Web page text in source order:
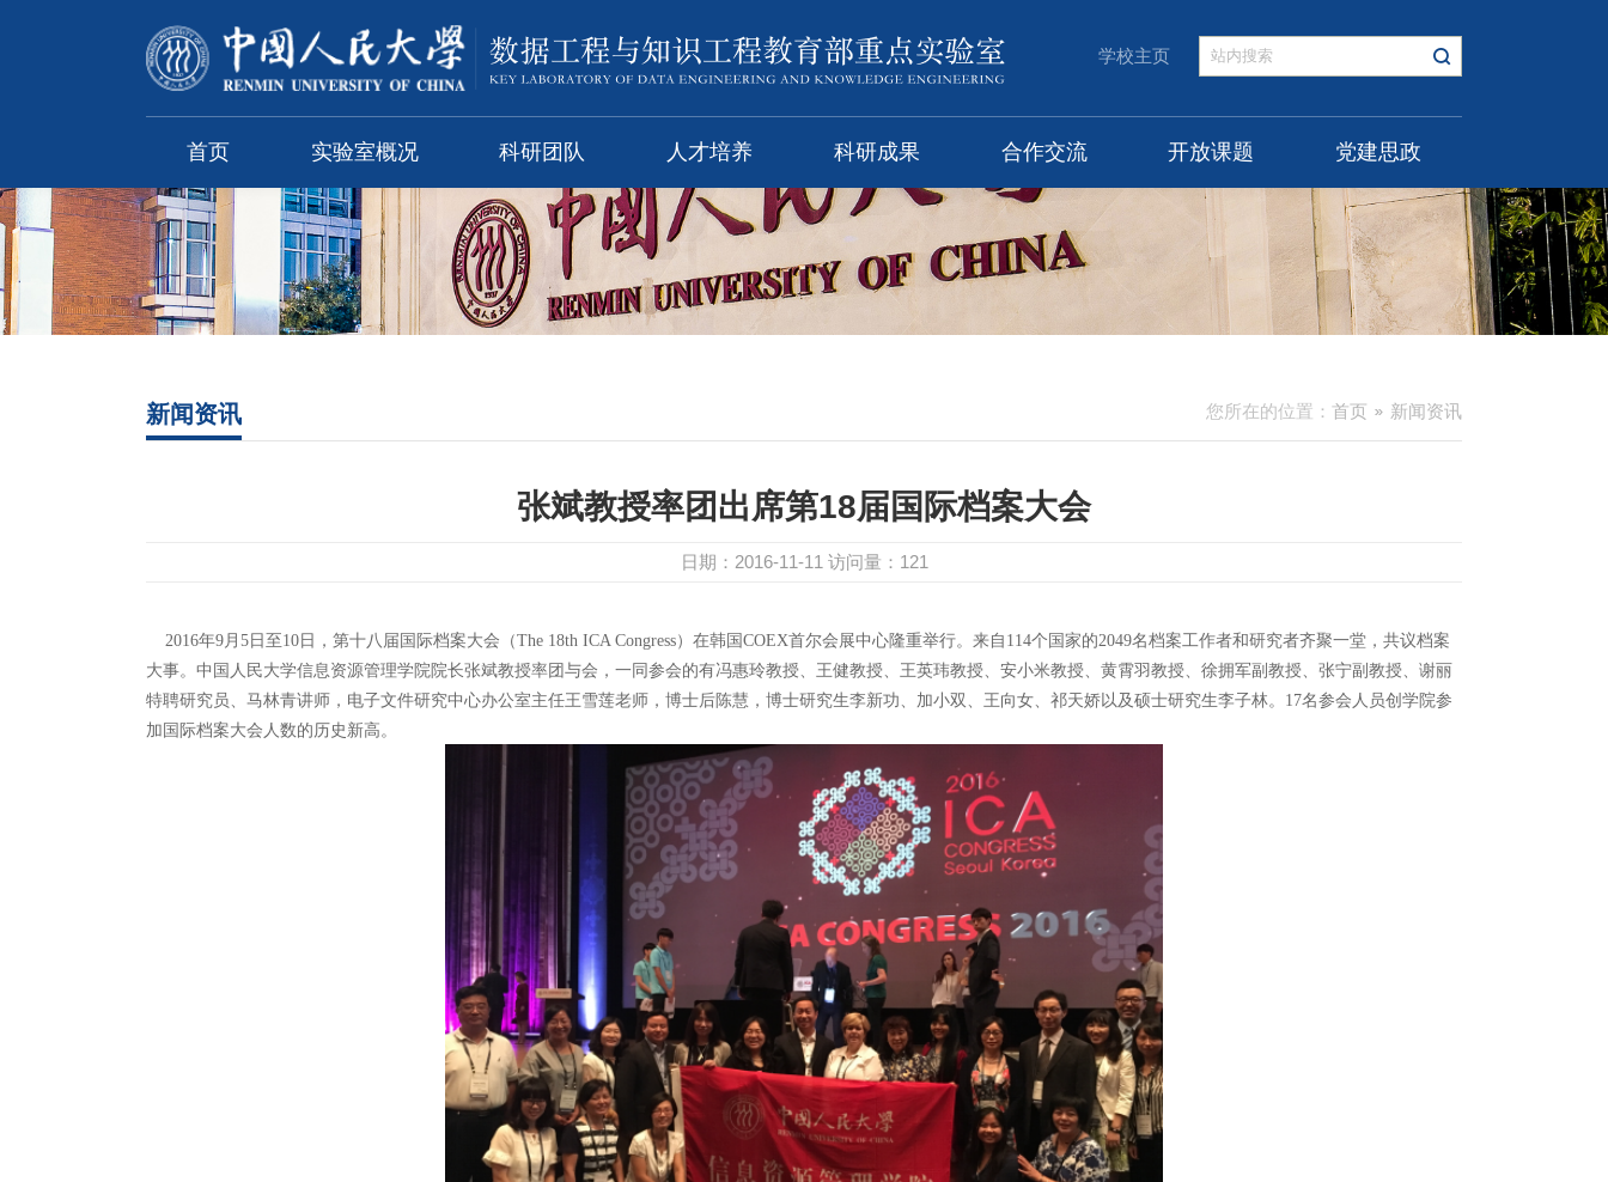
学校主页
首页 实验室概况 科研团队 人才培养 科研成果 合作交流 开放课题 党建思政
您所在的位置： 首页 新闻资讯
新闻资讯
张斌教授率团出席第18届国际档案大会
日期：2016-11-11 访问量： 121
2016年9月5日至10日，第十八届国际档案大会（The 18th ICA Congress）在韩国COEX首尔会展中心隆重举行。来自114个国家的2049名档案工作者和研究者齐聚一堂，共议档案
大事。中国人民大学信息资源管理学院院长张斌教授率团与会，一同参会的有冯惠玲教授、王健教授、王英玮教授、安小米教授、黄霄羽教授、徐拥军副教授、张宁副教授、谢丽
特聘研究员、马林青讲师，电子文件研究中心办公室主任王雪莲老师，博士后陈慧，博士研究生李新功、加小双、王向女、祁天娇以及硕士研究生李子林。17名参会人员创学院参
加国际档案大会人数的历史新高。